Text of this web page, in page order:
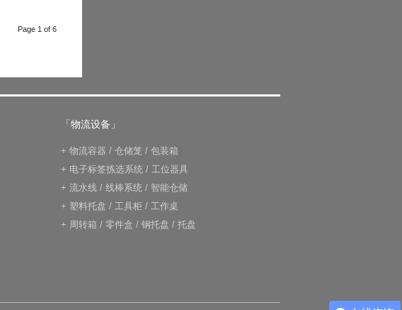
Page 1 of 6
「物流设备」
+ 物流容器 / 仓储笼 / 包装箱
+ 电子标签拣选系统 / 工位器具
+ 流水线 / 线棒系统 / 智能仓储
+ 塑料托盘 / 工具柜 / 工作桌
+ 周转箱 / 零件盒 / 钢托盘 / 托盘